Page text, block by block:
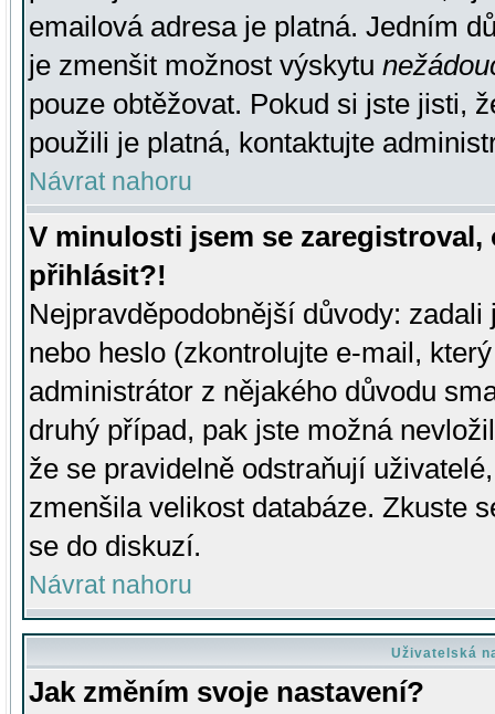
emailová adresa je platná. Jedním
je zmenšit možnost výskytu
pouze obtěžovat. Pokud si jste jisti,
použili je platná, kontaktujte
Návrat nahoru
V minulosti jsem se
přihlásit?!
Nejpravděpodobnější důvody:
nebo heslo (zkontrolujte e-mail,
administrátor z nějakého důvodu
druhý případ, pak jste možná
že se pravidelně odstraňují
zmenšila velikost databáze. Zkuste
se do diskuzí.
Návrat nahoru
Uživatelská
Jak změním svoje nastavení?